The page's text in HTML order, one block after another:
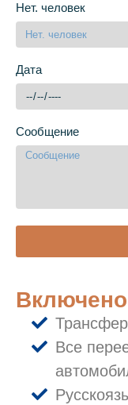
Нет. человек
Дата
Сообщение
Включено
Все